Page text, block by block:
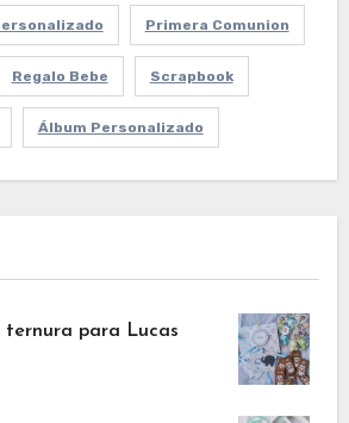
Primera Comunion
Regalo Bebe Scrapbook
Álbum Personalizado
ternura para Lucas